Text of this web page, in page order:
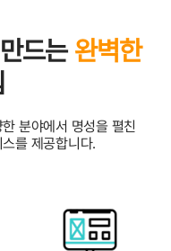
드는 완벽한
분야에서 명성을 펼친
를 제공합니다.